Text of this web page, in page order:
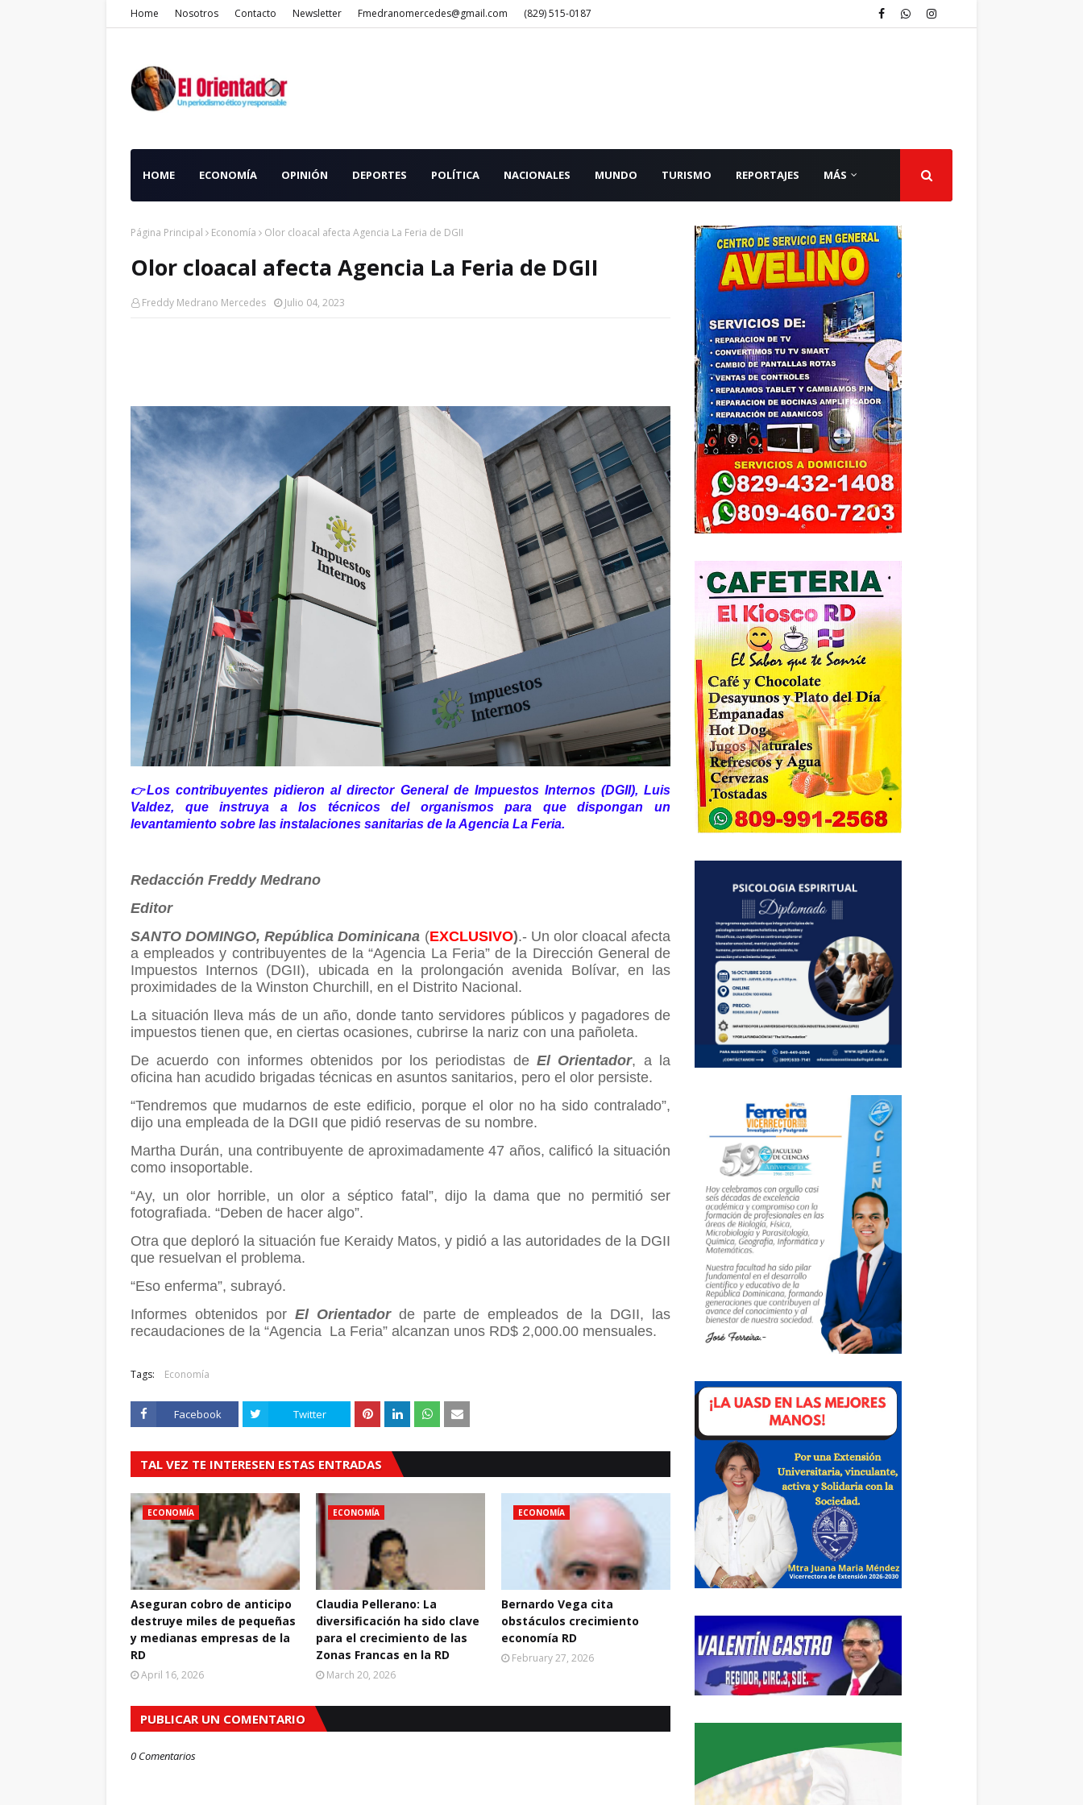
Home Nosotros Contacto Newsletter Fmedranomercedes@gmail.com (829) 515-0187
HOME ECONOMÍA OPINIÓN DEPORTES POLÍTICA NACIONALES MUNDO TURISMO REPORTAJES MÁS
Página Principal Economía Olor cloacal afecta Agencia La Feria de DGII
Olor cloacal afecta Agencia La Feria de DGII
Freddy Medrano Mercedes Julio 04, 2023
👉Los contribuyentes pidieron al director General de Impuestos Internos (DGII), Luis
Valdez, que instruya a los técnicos del organismos para que dispongan un
levantamiento sobre las instalaciones sanitarias de la Agencia La Feria.
Redacción Freddy Medrano
Editor
SANTO DOMINGO, República Dominicana (EXCLUSIVO).- Un olor cloacal afecta
a empleados y contribuyentes de la “Agencia La Feria” de la Dirección General de
Impuestos Internos (DGII), ubicada en la prolongación avenida Bolívar, en las
proximidades de la Winston Churchill, en el Distrito Nacional.
La situación lleva más de un año, donde tanto servidores públicos y pagadores de
impuestos tienen que, en ciertas ocasiones, cubrirse la nariz con una pañoleta.
De acuerdo con informes obtenidos por los periodistas de El Orientador, a la
oficina han acudido brigadas técnicas en asuntos sanitarios, pero el olor persiste.
“Tendremos que mudarnos de este edificio, porque el olor no ha sido contralado”,
dijo una empleada de la DGII que pidió reservas de su nombre.
Martha Durán, una contribuyente de aproximadamente 47 años, calificó la situación
como insoportable.
“Ay, un olor horrible, un olor a séptico fatal”, dijo la dama que no permitió ser
fotografiada. “Deben de hacer algo”.
Otra que deploró la situación fue Keraidy Matos, y pidió a las autoridades de la DGII
que resuelvan el problema.
“Eso enferma”, subrayó.
Informes obtenidos por El Orientadorde parte de empleados de la DGII, las
recaudaciones de la “Agencia La Feria” alcanzan unos RD$ 2,000.00 mensuales.
Tags: Economía
Facebook Twitter
TAL VEZ TE INTERESEN ESTAS ENTRADAS
ECONOMÍA
Aseguran cobro de anticipo
destruye miles de pequeñas
y medianas empresas de la
RD
April 16, 2026
ECONOMÍA
Claudia Pellerano: La
diversificación ha sido clave
para el crecimiento de las
Zonas Francas en la RD
March 20, 2026
ECONOMÍA
Bernardo Vega cita
obstáculos crecimiento
economía RD
February 27, 2026
PUBLICAR UN COMENTARIO
0 Comentarios